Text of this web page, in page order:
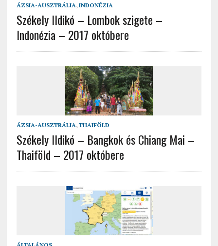
ÁZSIA-AUSZTRÁLIA, INDONÉZIA
Székely Ildikó – Lombok szigete –
Indonézia – 2017 októbere
ÁZSIA-AUSZTRÁLIA, THAIFÖLD
Székely Ildikó – Bangkok és Chiang Mai –
Thaiföld – 2017 októbere